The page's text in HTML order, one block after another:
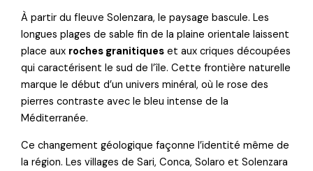
À partir du fleuve Solenzara, le paysage bascule. Les
longues plages de sable fin de la plaine orientale laissent
place aux roches granitiques et aux criques découpées
qui caractérisent le sud de l’île. Cette frontière naturelle
marque le début d’un univers minéral, où le rose des
pierres contraste avec le bleu intense de la
Méditerranée.
Ce changement géologique façonne l’identité même de
la région. Les villages de Sari, Conca, Solaro et Solenzara